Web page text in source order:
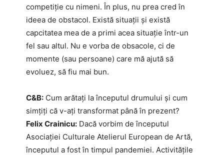
competiție cu nimeni. În plus, nu prea cred în
ideea de obstacol. Există situații și există
capcitatea mea de a primi acea situație într-un
fel sau altul. Nu e vorba de obsacole, ci de
momente (sau persoane) care mă ajută să
evoluez, să fiu mai bun.
C&B: Cum arătați la începutul drumului și cum
simțiți că v-ați transformat până în prezent?
Felix Crainicu: Dacă vorbim de începutul
Asociației Culturale Atelierul European de Artă,
începutul a fost în timpul pandemiei. Activitățile